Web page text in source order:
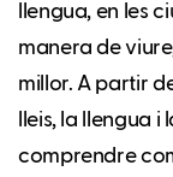
llengua, en les
manera de
millor. A partir
lleis, la llengua
comprendre